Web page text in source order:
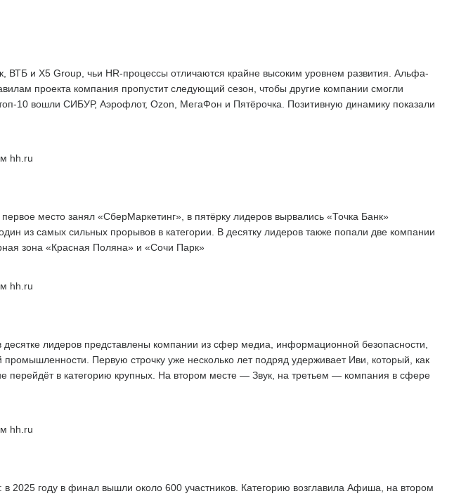
и X5 Group, чьи HR-процессы отличаются крайне высоким уровнем развития. Альфа-
проекта компания пропустит следующий сезон, чтобы другие компании смогли
10 вошли СИБУР, Аэрофлот, Ozon, МегаФон и Пятёрочка. Позитивную динамику показали
hh.ru
место занял «СберМаркетинг», в пятёрку лидеров вырвались «Точка Банк»
из самых сильных прорывов в категории. В десятку лидеров также попали две компании
зона «Красная Поляна» и «Сочи Парк»
hh.ru
лидеров представлены компании из сфер медиа, информационной безопасности,
Первую строчку уже несколько лет подряд удерживает Иви, который, как
перейдёт в категорию крупных. На втором месте — Звук, на третьем — компания в сфере
hh.ru
2025 году в финал вышли около 600 участников. Категорию возглавила Афиша, на втором